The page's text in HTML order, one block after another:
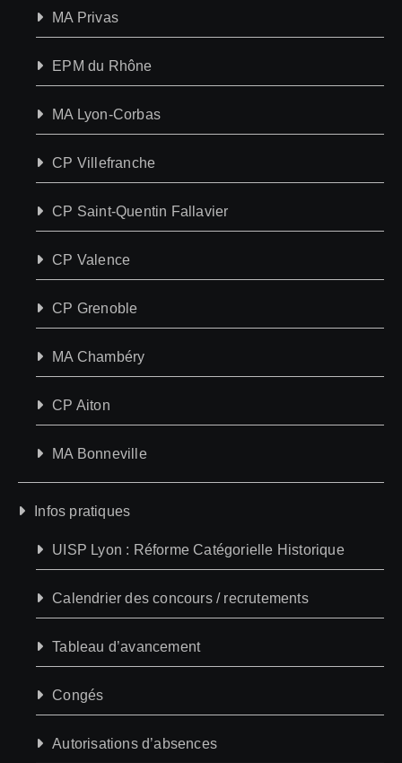
MA Privas
EPM du Rhône
MA Lyon-Corbas
CP Villefranche
CP Saint-Quentin Fallavier
CP Valence
CP Grenoble
MA Chambéry
CP Aiton
MA Bonneville
Infos pratiques
UISP Lyon : Réforme Catégorielle Historique
Calendrier des concours / recrutements
Tableau d’avancement
Congés
Autorisations d’absences